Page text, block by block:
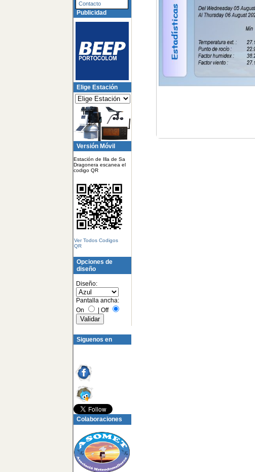
Contacto
Publicidad
Elige Estación
Versión Móvil
Estación de Illa de Sa
Dragonera escanea el
codigo QR
Ver Todos Codigos
QR
Opciones de
diseño
Diseño:
Pantalla ancha:
On
Off
Siguenos en
Colaboraciones